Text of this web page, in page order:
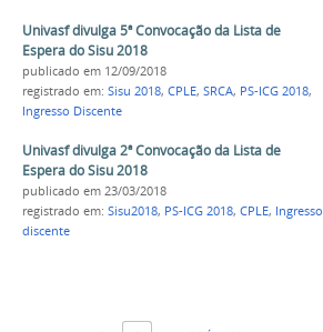
Univasf divulga 5ª Convocação da Lista de
Espera do Sisu 2018
publicado em 12/09/2018
registrado em: Sisu 2018, CPLE, SRCA, PS-ICG 2018,
Ingresso Discente
Univasf divulga 2ª Convocação da Lista de
Espera do Sisu 2018
publicado em 23/03/2018
registrado em: Sisu2018, PS-ICG 2018, CPLE, Ingresso
discente